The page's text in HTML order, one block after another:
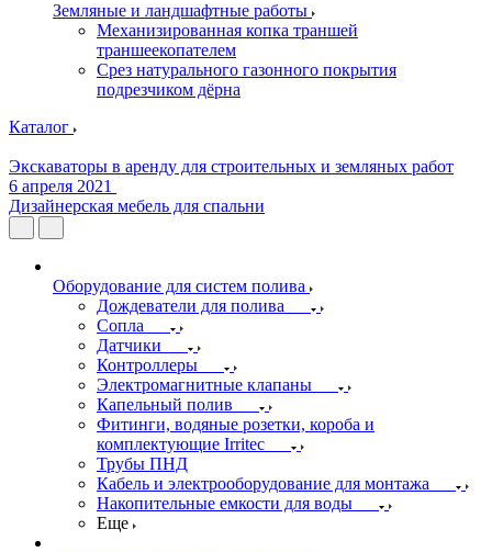
Земляные и ландшафтные работы
Механизированная копка траншей
траншеекопателем
Срез натурального газонного покрытия
подрезчиком дёрна
Каталог
Экскаваторы в аренду для строительных и земляных работ
6 апреля 2021
Дизайнерская мебель для спальни
Оборудование для систем полива
Дождеватели для полива
Сопла
Датчики
Контроллеры
Электромагнитные клапаны
Капельный полив
Фитинги, водяные розетки, короба и
комплектующие Irritec
Трубы ПНД
Кабель и электрооборудование для монтажа
Накопительные емкости для воды
Еще